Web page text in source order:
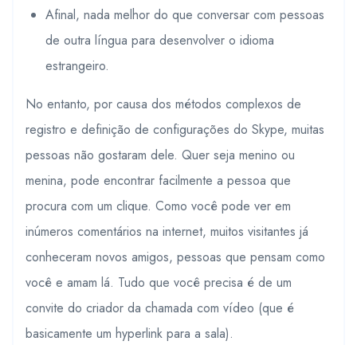
Afinal, nada melhor do que conversar com pessoas
de outra língua para desenvolver o idioma
estrangeiro.
No entanto, por causa dos métodos complexos de
registro e definição de configurações do Skype, muitas
pessoas não gostaram dele. Quer seja menino ou
menina, pode encontrar facilmente a pessoa que
procura com um clique. Como você pode ver em
inúmeros comentários na internet, muitos visitantes já
conheceram novos amigos, pessoas que pensam como
você e amam lá. Tudo que você precisa é de um
convite do criador da chamada com vídeo (que é
basicamente um hyperlink para a sala).